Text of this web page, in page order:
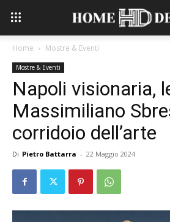
Home Mostre & Eventi
Mostre & Eventi
Napoli visionaria,
Massimiliano
corridoio dell’arte
Di Pietro Battarra - 22 Maggio 2024